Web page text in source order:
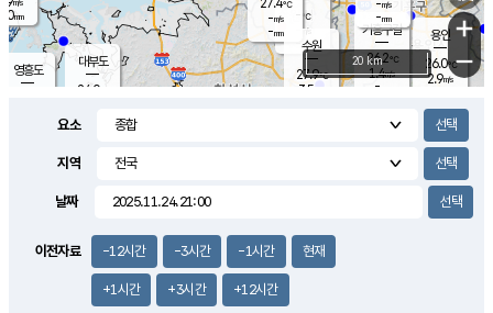
mm
영흥도
용인
26.0℃
2.9m/s
2.7m/s
대부도
24.0
14.5
- ℃
m/s
mm
기흥구갈
26.2℃
1.4m/s
-
27.4℃
-m/s
-mm
-m/s
-mm
수원
27.9℃
3.5 m/s
+
−
20 km
요소
지역
날짜
이전자료 -12시간 -3시간 -1시간 현재
+1시간 +3시간 +12시간